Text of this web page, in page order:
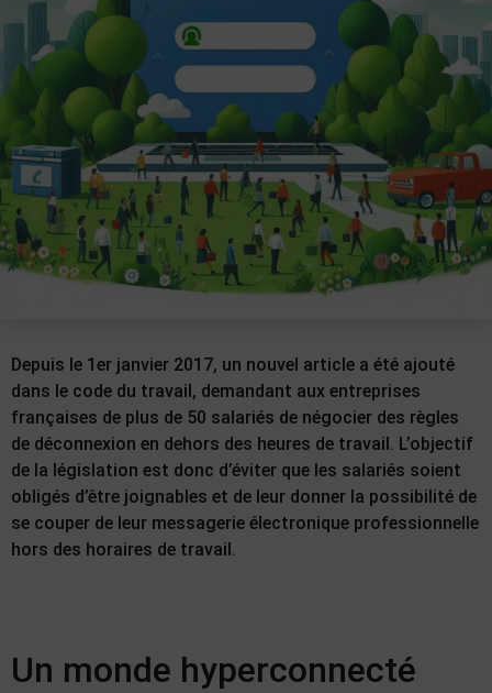
Depuis le 1er janvier 2017, un nouvel article a été ajouté
dans le code du travail, demandant aux entreprises
françaises de plus de 50 salariés de négocier des règles
de déconnexion en dehors des heures de travail. L’objectif
de la législation est donc d’éviter que les salariés soient
obligés d’être joignables et de leur donner la possibilité de
se couper de leur messagerie électronique professionnelle
hors des horaires de travail.
Un monde hyperconnecté